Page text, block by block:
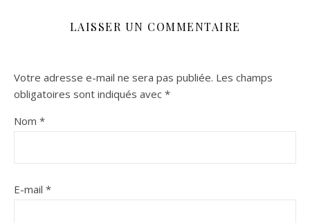
LAISSER UN COMMENTAIRE
Votre adresse e-mail ne sera pas publiée. Les champs
obligatoires sont indiqués avec *
Nom *
E-mail *